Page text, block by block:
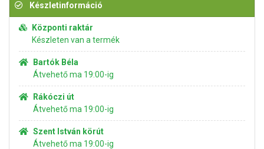
Készletinformáció
Központi raktár
Készleten van a termék
Bartók Béla
Átvehető ma 19:00-ig
Rákóczi út
Átvehető ma 19:00-ig
Szent István körút
Átvehető ma 19:00-ig